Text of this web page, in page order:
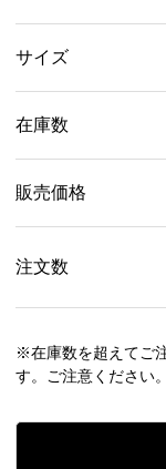
サイズ
在庫数
販売価格
注文数
※在庫数を超えてご
す。ご注意ください。